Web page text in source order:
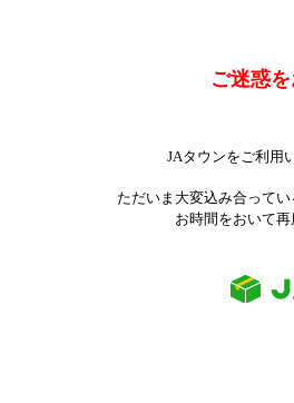
ご迷惑
JAタウンをご利用
ただいま大変込み合って
お時間をおいて